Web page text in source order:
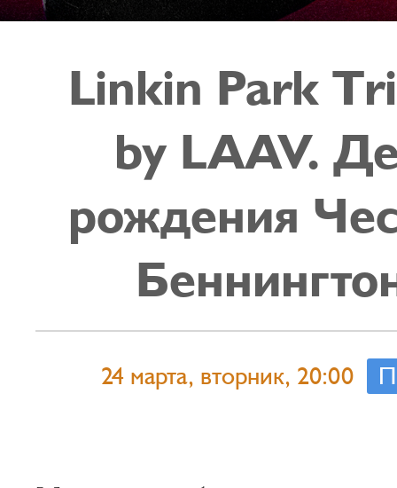
Linkin Park
by LAAV.
рождения
24 марта, вторник, 20:00